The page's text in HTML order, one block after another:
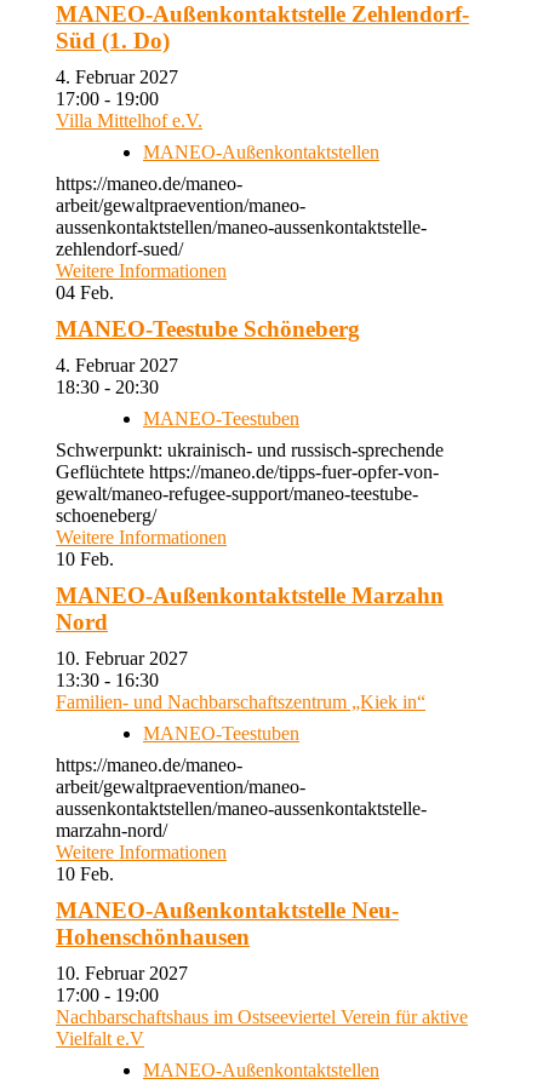
MANEO-Außenkontaktstelle Zehlendorf-
Süd (1. Do)
4. Februar 2027
17:00 - 19:00
Villa Mittelhof e.V.
MANEO-Außenkontaktstellen
https://maneo.de/maneo-
arbeit/gewaltpraevention/maneo-
aussenkontaktstellen/maneo-aussenkontaktstelle-
zehlendorf-sued/
Weitere Informationen
04 Feb.
MANEO-Teestube Schöneberg
4. Februar 2027
18:30 - 20:30
MANEO-Teestuben
Schwerpunkt: ukrainisch- und russisch-sprechende
Geflüchtete https://maneo.de/tipps-fuer-opfer-von-
gewalt/maneo-refugee-support/maneo-teestube-
schoeneberg/
Weitere Informationen
10 Feb.
MANEO-Außenkontaktstelle Marzahn
Nord
10. Februar 2027
13:30 - 16:30
Familien- und Nachbarschaftszentrum „Kiek in“
MANEO-Teestuben
https://maneo.de/maneo-
arbeit/gewaltpraevention/maneo-
aussenkontaktstellen/maneo-aussenkontaktstelle-
marzahn-nord/
Weitere Informationen
10 Feb.
MANEO-Außenkontaktstelle Neu-
Hohenschönhausen
10. Februar 2027
17:00 - 19:00
Nachbarschaftshaus im Ostseeviertel Verein für aktive
Vielfalt e.V
MANEO-Außenkontaktstellen